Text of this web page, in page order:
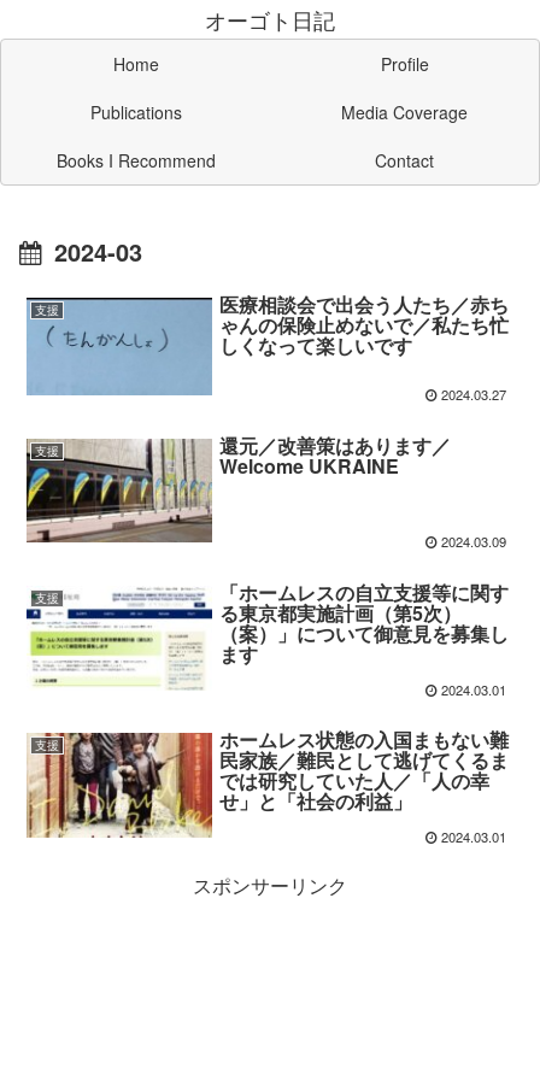
オーゴト日記
Home
Profile
Publications
Media Coverage
Books I Recommend
Contact
2024-03
支援 医療相談会で出会う人たち／赤ち
ゃんの保険止めないで／私たち忙
しくなって楽しいです
2024.03.27
支援 還元／改善策はあります／
Welcome UKRAINE
2024.03.09
支援 「ホームレスの自立支援等に関す
る東京都実施計画（第5次）
（案）」について御意見を募集し
ます
2024.03.01
支援 ホームレス状態の入国まもない難
民家族／難民として逃げてくるま
では研究していた人／「人の幸
せ」と「社会の利益」
2024.03.01
スポンサーリンク